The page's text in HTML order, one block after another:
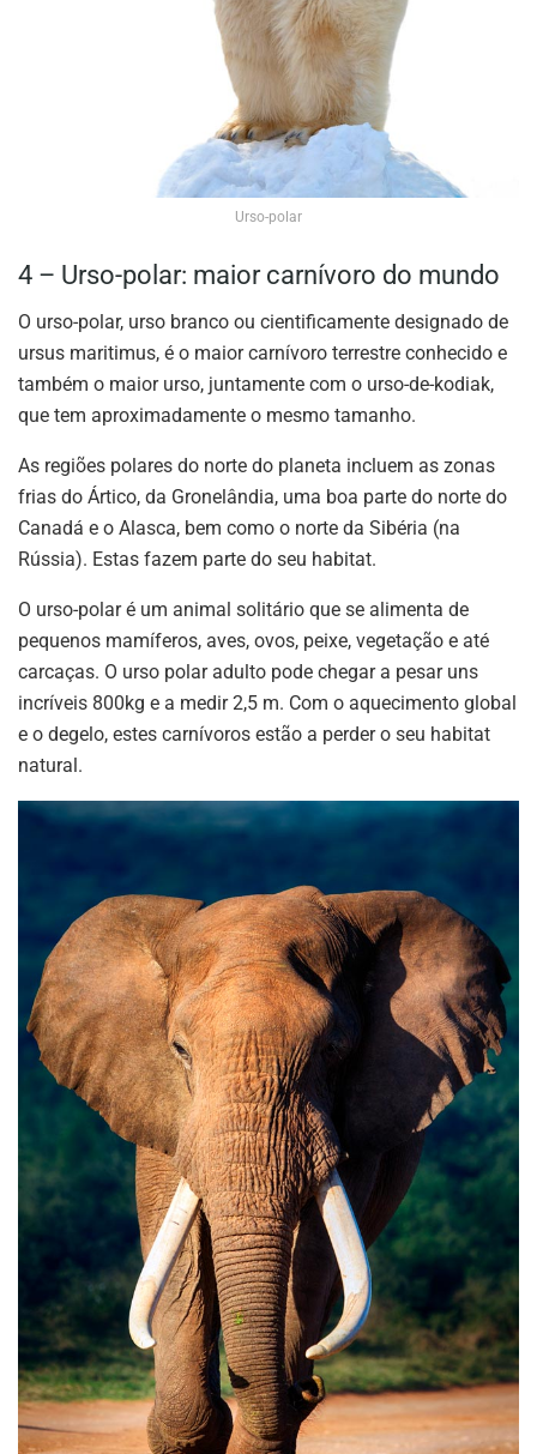
Urso-polar
4 – Urso-polar: maior carnívoro do mundo
O urso-polar, urso branco ou cientificamente designado de
ursus maritimus, é o maior carnívoro terrestre conhecido e
também o maior urso, juntamente com o urso-de-kodiak,
que tem aproximadamente o mesmo tamanho.
As regiões polares do norte do planeta incluem as zonas
frias do Ártico, da Gronelândia, uma boa parte do norte do
Canadá e o Alasca, bem como o norte da Sibéria (na
Rússia). Estas fazem parte do seu habitat.
O urso-polar é um animal solitário que se alimenta de
pequenos mamíferos, aves, ovos, peixe, vegetação e até
carcaças. O urso polar adulto pode chegar a pesar uns
incríveis 800kg e a medir 2,5 m. Com o aquecimento global
e o degelo, estes carnívoros estão a perder o seu habitat
natural.